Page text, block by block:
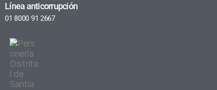
Línea anticorrupción
01 8000 91 2667